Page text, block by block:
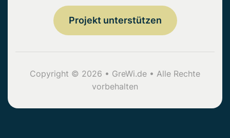
Projekt unterstützen
Copyright © 2026 • GreWi.de • Alle Rechte
vorbehalten